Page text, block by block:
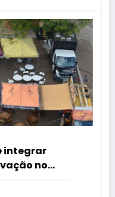
integrar
no